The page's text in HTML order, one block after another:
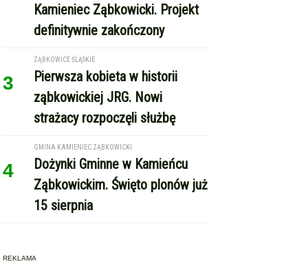
Kamieniec Ząbkowicki. Projekt
definitywnie zakończony
3
ZĄBKOWICE ŚLĄSKIE
Pierwsza kobieta w historii
ząbkowickiej JRG. Nowi
strażacy rozpoczęli służbę
4
GMINA KAMIENIEC ZĄBKOWICKI
Dożynki Gminne w Kamieńcu
Ząbkowickim. Święto plonów już
15 sierpnia
REKLAMA